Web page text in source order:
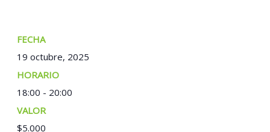
FECHA:
19 octubre, 2025
18:00 - 20:00
COSTO:
$5.000